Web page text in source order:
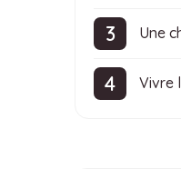
Une
Vivre